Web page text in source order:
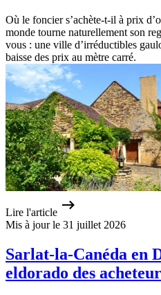
Où le foncier s’achète-t-il à prix
monde tourne naturellement son
vous : une ville d’irréductibles
baisse des prix au mètre carré.
Lire l'article
Mis à jour le 31 juillet 2026
Sarlat-la-Canéda en
eldorado des